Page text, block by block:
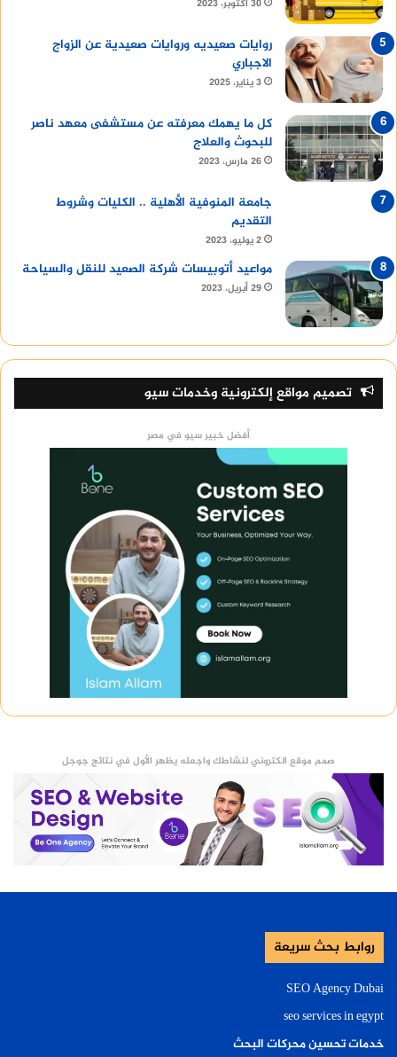
30 أكتوبر، 2023
روايات صعيديه وروايات صعيدية عن الزواج
الاجباري
3 يناير، 2025
كل ما يهمك معرفته عن مستشفى معهد ناصر
للبحوث والعلاج
26 مارس، 2023
جامعة المنوفية الأهلية .. الكليات وشروط
التقديم
2 يوليو، 2023
مواعيد أتوبيسات شركة الصعيد للنقل والسياحة
29 أبريل، 2023
تصميم مواقع إلكترونية وخدمات سيو
أفضل خبير سيو في مصر
صمم موقع الكتروني لنشاطك واجعله يظهر الأول في نتائج جوجل
روابط بحث سريعة
SEO Agency Dubai
seo services in egypt
خدمات تحسين محركات البحث